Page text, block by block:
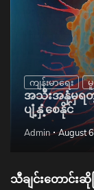
ကျန်းမာရေး
အသီးအနှံမှရ
ပျံ့နှံ့စေနိုင်
Admin August
သီချင်းတောင်းဆိုခ